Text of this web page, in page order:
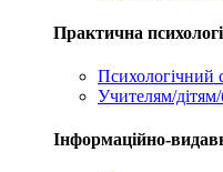
Практична
Психологічний
Учителям/
Інформаційно-